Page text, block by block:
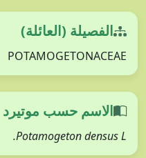
الفصيلة (العائلة)
POTAMOGETONACEAE
الاسم حسب موتيرد
Potamogeton densus L.